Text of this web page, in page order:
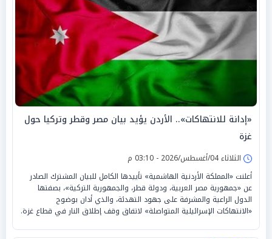
«إدانة للانتهاكات».. الأردن يؤيد بيان مصر وقطر وتركيا حول
غزة
الثلاثاء 04/أغسطس/2026 - 03:10 م
أعلنت «المملكة الأردنية الهاشمية» تأييدها الكامل للبيان المشترك الصادر
عن «جمهورية مصر العربية، ودولة قطر، والجمهورية التركية»، بصفتها
الدول الراعية والمشرفة على جهود التهدئة، والذي أدان بوضوح
«الانتهاكات الإسرائيلية المتواصلة» لاتفاق وقف إطلاق النار في قطاع غزة.